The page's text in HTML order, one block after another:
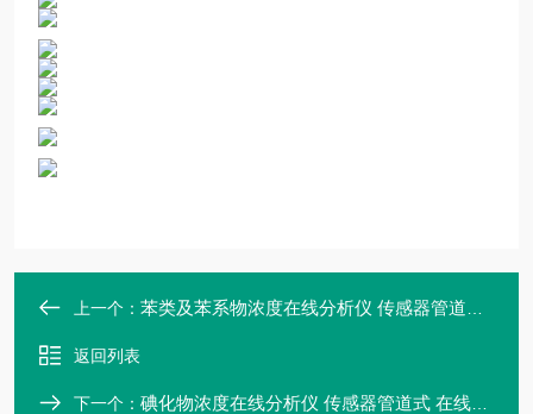
上一个： 苯类及苯系物浓度在线分析仪 传感器管道式 检测仪 在线紫外浓度计
返回列表
下一个： 碘化物浓度在线分析仪 传感器管道式 在线紫外浓度计 在线光谱仪 麦越